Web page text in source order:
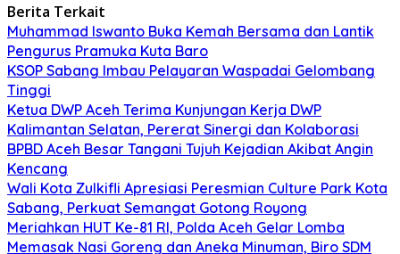
Berita Terkait
Muhammad Iswanto Buka Kemah Bersama dan Lantik
Pengurus Pramuka Kuta Baro
KSOP Sabang Imbau Pelayaran Waspadai Gelombang
Tinggi
Ketua DWP Aceh Terima Kunjungan Kerja DWP
Kalimantan Selatan, Pererat Sinergi dan Kolaborasi
BPBD Aceh Besar Tangani Tujuh Kejadian Akibat Angin
Kencang
Wali Kota Zulkifli Apresiasi Peresmian Culture Park Kota
Sabang, Perkuat Semangat Gotong Royong
Meriahkan HUT Ke-81 RI, Polda Aceh Gelar Lomba
Memasak Nasi Goreng dan Aneka Minuman, Biro SDM